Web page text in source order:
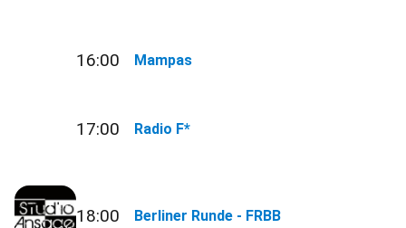
16:00 Mampas
17:00 Radio F*
18:00 Berliner Runde - FRBB